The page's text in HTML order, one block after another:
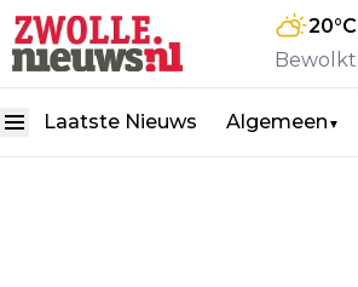
20°C
Bewolkt
Laatste Nieuws Algemeen ▼